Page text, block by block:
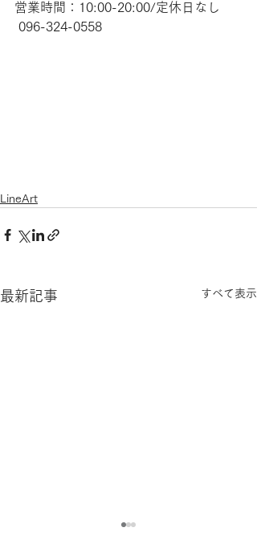
営業時間：10:00-20:00/定休日なし
096-324-0558
LineArt
最新記事 すべて表示